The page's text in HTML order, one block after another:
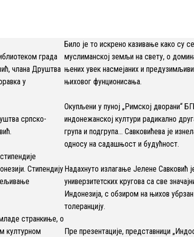
града
члана Друштва
у
српско-
Стипендију
странкиње, о
културном
Било је то искрено казивање како су
муслиманској земљи на свету, о
њених увек насмејаних и
њиховог фунционисања.
Окупљени у пуној „Римској дворани“
индонежанској култури радикално
група и подгрупа… Савковићева је
односу на садашњост и будућност.
Надахнуто излагање Јелене Савковић
универзитетских кругова са све
Индонезија, с обзиром на њихов
толеранцију.
Пре презентације, представници